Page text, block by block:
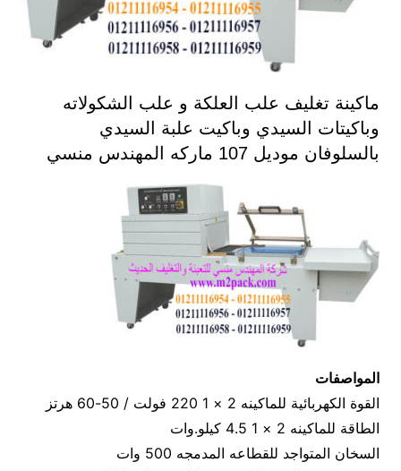
ماكينة تغليف علب العلكة و علب الشكولاته
وباكيتات السيدي وباكيت علبة السيدي
بالسلوفان موديل 107 ماركه المهندس منسي
المواصفات
القوة الكهربائية للماكينه 2 × 1 220 فولت / 50-60 هرتز
الطاقة للماكينه 2 × 1 4.5 كيلو.وات
السخان المتواجد للقطاعه المدمجه 500 وات